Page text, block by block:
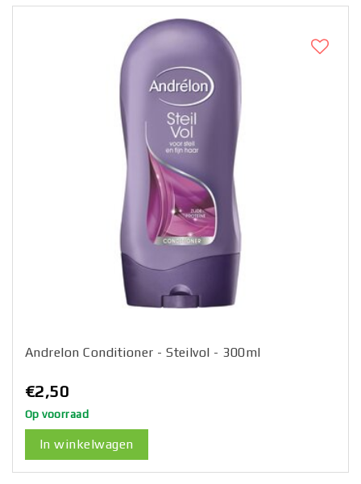
Andrelon Conditioner - Steilvol - 300ml
€2,50
Op voorraad
In winkelwagen